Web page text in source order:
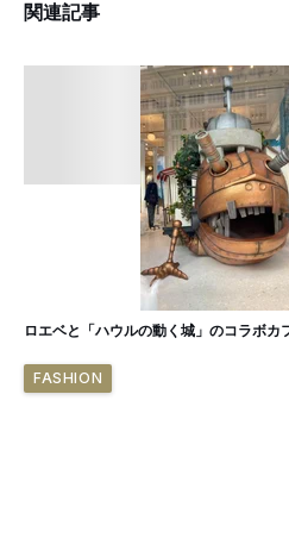
関連記事
ロエベと「ハウルの動く城」のコラボ
FASHION